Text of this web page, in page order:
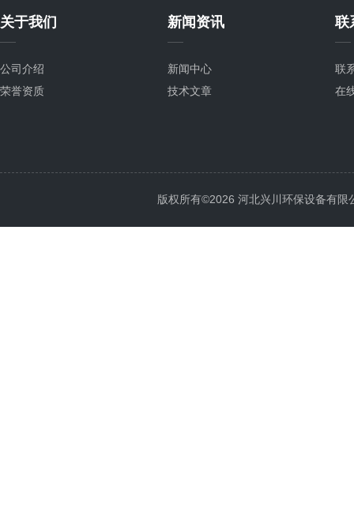
关于我们
公司介绍
荣誉资质
新闻资讯
新闻中心
技术文章
联
联
在
版权所有©2026 河北兴川环保设备有